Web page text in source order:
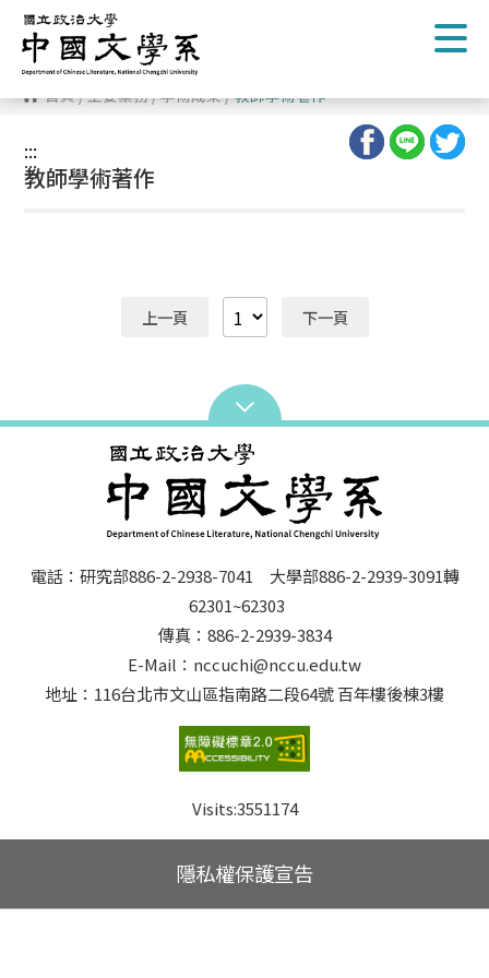
跳
到
主
要
內
容 首頁/主要業務/學術成果/教師學術著作
:::
:::
教師學術著作
上一頁 下一頁
電話：研究部886-2-2938-7041 大學部886-2-2939-3091轉
62301~62303
傳真：886-2-2939-3834
E-Mail：nccuchi@nccu.edu.tw
地址：116台北市文山區指南路二段64號 百年樓後棟3樓
Visits:3551174
隱私權保護宣告